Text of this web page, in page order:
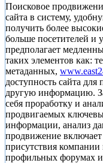
Поисковое
сайта в систему,
получить более
больше посетителей и
предполагает
таких элементов как:
метаданных,
доступность сайта
другую информацию.
себя проработку и
продвигаемых
информации, анализ
продвижение
присутствия компании
профильных форумах